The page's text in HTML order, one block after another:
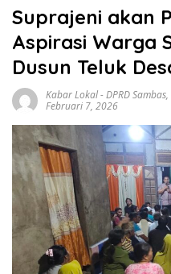
Suprajeni akan
Aspirasi Warga
Dusun Teluk
Kabar Lokal-DPRD Sambas,
Februari 7, 2026